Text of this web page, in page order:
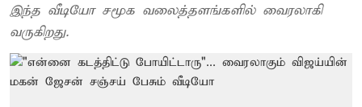
இந்த வீடியோ சமூக வலைத்தளங்களில் வைரலாகி
வருகிறது.